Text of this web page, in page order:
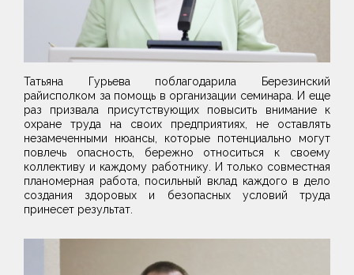
Татьяна Гурьева поблагодарила Березинский
райисполком за помощь в организации семинара. И еще
раз призвала присутствующих повысить внимание к
охране труда на своих предприятиях, не оставлять
незамеченными нюансы, которые потенциально могут
повлечь опасность, бережно относиться к своему
коллективу и каждому работнику. И только совместная
планомерная работа, посильный вклад каждого в дело
создания здоровых и безопасных условий труда
принесет результат.